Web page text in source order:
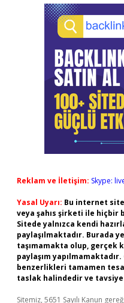
Reklam ve İletişim: Skype:
Yasal Uyarı: Bu internet
veya şahıs şirketi ile hiçbir
Sitede yalnızca kendi
paylaşılmaktadır. Burada
taşımamakta olup, gerçek
paylaşım
benzerlikleri tamamen
taslak halindedir ve
Sitemiz, 5651 Sayılı Kanun